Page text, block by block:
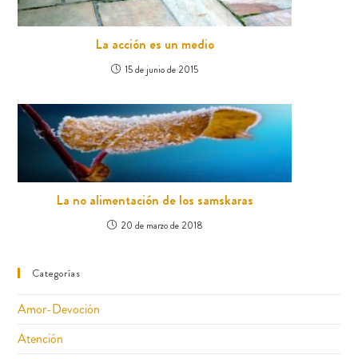
La acción es un medio
15 de junio de 2015
La no alimentación de los samskaras
20 de marzo de 2018
Categorías
Amor-Devoción
Atención